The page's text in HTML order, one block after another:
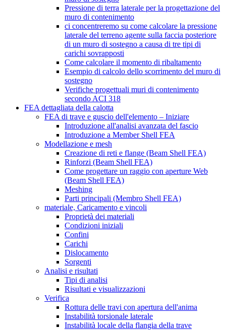
Pressione di terra laterale per la progettazione del
muro di contenimento
ci concentreremo su come calcolare la pressione
laterale del terreno agente sulla faccia posteriore
di un muro di sostegno a causa di tre tipi di
carichi sovrapposti
Come calcolare il momento di ribaltamento
Esempio di calcolo dello scorrimento del muro di
sostegno
Verifiche progettuali muri di contenimento
secondo ACI 318
FEA dettagliata della calotta
FEA di trave e guscio dell'elemento – Iniziare
Introduzione all'analisi avanzata del fascio
Introduzione a Member Shell FEA
Modellazione e mesh
Creazione di reti e flange (Beam Shell FEA)
Rinforzi (Beam Shell FEA)
Come progettare un raggio con aperture Web
(Beam Shell FEA)
Meshing
Parti principali (Membro Shell FEA)
materiale, Caricamento e vincoli
Proprietà dei materiali
Condizioni iniziali
Confini
Carichi
Dislocamento
Sorgenti
Analisi e risultati
Tipi di analisi
Risultati e visualizzazioni
Verifica
Rottura delle travi con apertura dell'anima
Instabilità torsionale laterale
Instabilità locale della flangia della trave